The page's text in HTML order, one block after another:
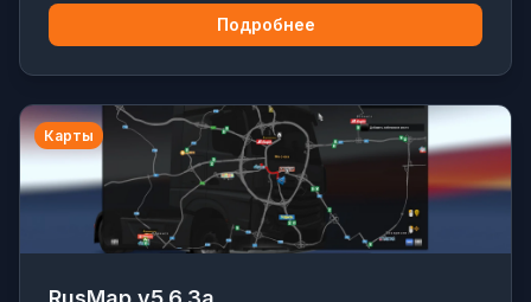
Подробнее
Карты